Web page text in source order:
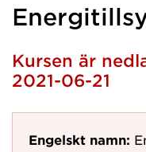
Kursen är
2021-06-21
Engelskt namn: